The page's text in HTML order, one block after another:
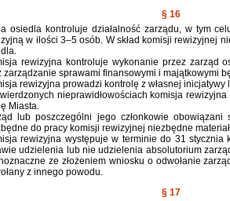
§ 16
osiedla kontroluje działalność zarządu, w tym
w ilości 3–5 osób. W skład komisji rewizyjnej
rewizyjna kontroluje wykonanie przez zarząd
zarządzanie sprawami finansowymi i majątkowymi
rewizyjna prowadzi kontrolę z własnej inicjatywy
nieprawidłowościach komisja
Miasta.
lub poszczególni jego członkowie obowiązani
do pracy komisji rewizyjnej niezbędne
rewizyjna występuje w terminie do 31
udzielenia lub nie udzielenia absolutorium
ze złożeniem wniosku o odwołanie
z innego powodu.
§ 17